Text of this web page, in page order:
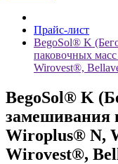
Прайс-лист
BegoSol® K
паковочных
Wirovest®,
BegoSol® K
замешивания
Wiroplus® N,
Wirovest®,